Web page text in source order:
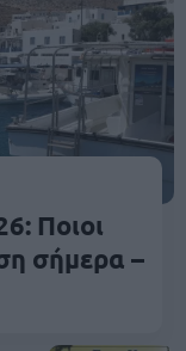
Ποιοι
σήμερα –